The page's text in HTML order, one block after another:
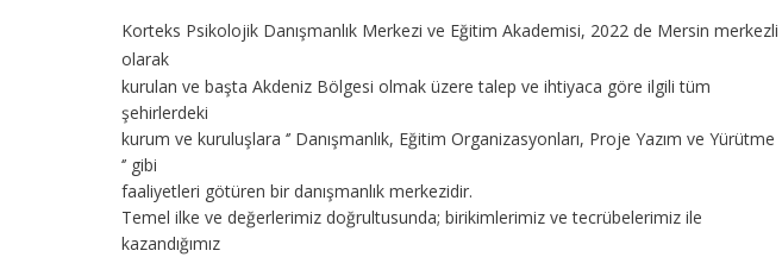
Korteks Psikolojik Danışmanlık Merkezi ve Eğitim Akademisi, 2022 de Mersin merkezli
olarak
kurulan ve başta Akdeniz Bölgesi olmak üzere talep ve ihtiyaca göre ilgili tüm
şehirlerdeki
kurum ve kuruluşlara ‘’ Danışmanlık, Eğitim Organizasyonları, Proje Yazım ve Yürütme
‘’ gibi
faaliyetleri götüren bir danışmanlık merkezidir.
Temel ilke ve değerlerimiz doğrultusunda; birikimlerimiz ve tecrübelerimiz ile
kazandığımız